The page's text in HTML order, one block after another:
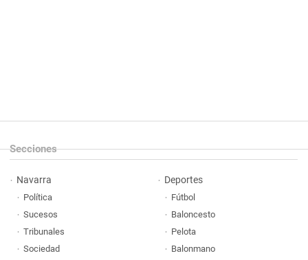
Secciones
Navarra
Política
Sucesos
Tribunales
Sociedad
Deportes
Fútbol
Baloncesto
Pelota
Balonmano